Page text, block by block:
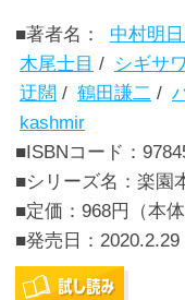
■著者名：
中村明
木尾士目 / シギサ
迂闊 / 鶴田謙二 /
kashmir
■ISBNコード：
■シリーズ名：楽園
■定価：968円（本
■発売日： 2020.2.29